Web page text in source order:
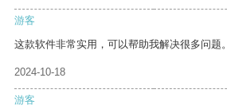
游客
这款软件非常实用，可以帮助我解决很多问题。
2024-10-18
游客